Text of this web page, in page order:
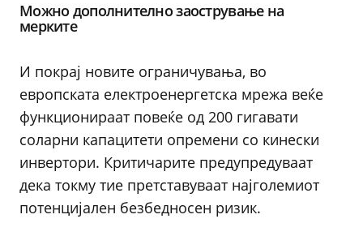
Можно дополнително заострување на
мерките
И покрај новите ограничувања, во
европската електроенергетска мрежа веќе
функционираат повеќе од 200 гигавати
соларни капацитети опремени со кинески
инвертори. Критичарите предупредуваат
дека токму тие претставуваат најголемиот
потенцијален безбедносен ризик.